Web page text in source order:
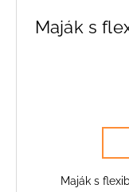
Maják s
Maják s